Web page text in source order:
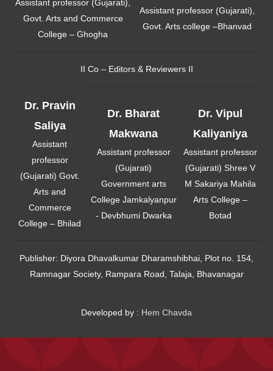
Assistant professor (Gujarati),
Govt. Arts and Commerce
College – Ghogha
Assistant professor (Gujarati),
Govt. Arts college –Bhanvad
II Co – Editors & Reviewers II
Dr. Pravin
Saliya
Assistant
professor
(Gujarati) Govt.
Arts and
Commerce
College – Bhilad
Dr. Bharat
Makwana
Assistant professor
(Gujarati)
Government arts
College Jamkalyanpur
- Devbhumi Dwarka
Dr. Vipul
Kaliyaniya
Assistant professor
(Gujarati) Shree V
M Sakariya Mahila
Arts College –
Botad
Publisher: Diyora Dhavalkumar Dharamshibhai, Plot no. 154,
Ramnagar Society, Rampara Road, Talaja, Bhavanagar
Developed by : Hem Chavda